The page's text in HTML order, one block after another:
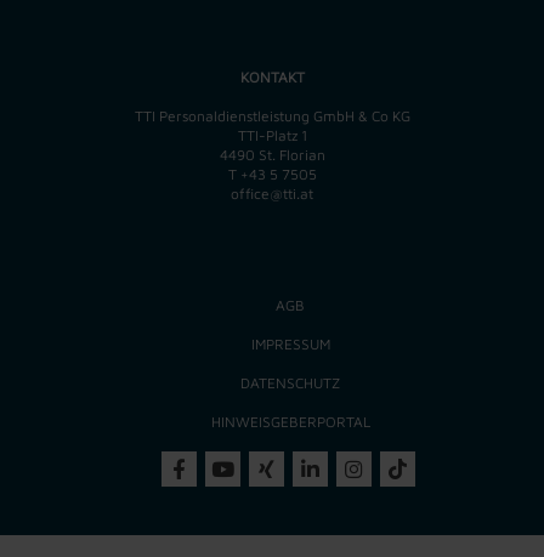
KONTAKT
TTI Personaldienstleistung GmbH & Co KG
TTI-Platz 1
4490 St. Florian
T +43 5 7505
office@tti.at
AGB
IMPRESSUM
DATENSCHUTZ
HINWEISGEBERPORTAL